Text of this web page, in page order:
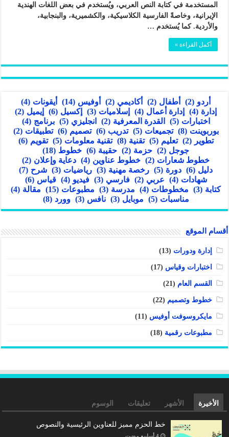
المستخدمة في كتابة النص العربي، ويُستخدم في بعض اللغات الهندية
الإيرانية، وخاصةً الفارسية الكلاسيكية، والكشميرية، والبنجابية،
والأردية. كما يُستخدم …
أكمل القراءة »
أردو (2) أطفال (2) أكاديمي (2) أوفيس (14) أيقونات (4)
إدارة (4) إدارة أعمال (4) إسلاميات (3) إكسيل (6) إيميل (2)
اختبارات (5) القدرة المعرفية (2) انجليزي (5) برنامج (4)
بوربوينت (8) تجميعات (5) تدريب (6) تصميم (6) تطبيقات (2)
تطوير
(2) تعليم (5) تقنية (8) تقنية معلومات (5) تقويم (6)
جوجل (2) حزمة (2) حقيبة (6) خطوط (18)
خطوط شعارات (2) خطوط عناوين (4) دعاية وإعلان (2)
دليل (6) دورة (5) رخصة مهنية (3) رياضيات (3) شرح (7)
شهادات (4) عربي (2) فارسي (3) فيديو (4) قياس (6)
كتابة (3) مخطوطات (4) مدرسة (3) مطبوعات (15) مقالة (4)
مناسبات (5) موبايل (3) نافس (3) وورد (8)
أقسام الموقع
إدارة ودورات (13)
اختبارات وقياس (17)
القسم العام (21)
خطوط وتصميم (22)
مايكروسوفت أوفيس (11)
مطبوعات رقمية (18)
الأخيرة الأشهر تعليقات الوسوم
خط الحزم مميز للعناوين الرئيسية والنصوص
‏4 أسابيع مضت